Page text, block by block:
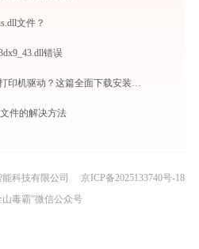
文件？
错误
找不到惠普LaserJet 1022打印机驱动？这篇全面下载安装指南帮到你
件的解决方法
科技有限公司
京ICP备2025133740号-18
山毒霸”微信公众号